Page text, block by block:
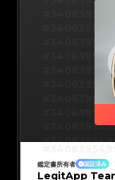
鑑定書所有者 認証済み
LegitApp